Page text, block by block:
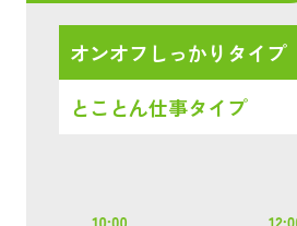
オンオフしっかりタイプ
とことん仕事タイプ